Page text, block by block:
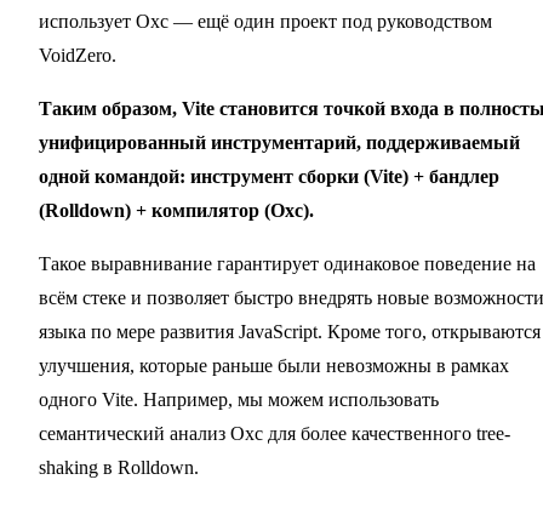
использует Oxc — ещё один проект под руководством
VoidZero.
Таким образом, Vite становится точкой входа в
унифицированный инструментарий, поддерживаемый
одной командой: инструмент сборки (Vite) + бандлер
(Rolldown) + компилятор (Oxc).
Такое выравнивание гарантирует одинаковое поведение на
всём стеке и позволяет быстро внедрять новые возможности
языка по мере развития JavaScript. Кроме того, открываются
улучшения, которые раньше были невозможны в рамках
одного Vite. Например, мы можем использовать
семантический анализ Oxc для более качественного tree-
shaking в Rolldown.